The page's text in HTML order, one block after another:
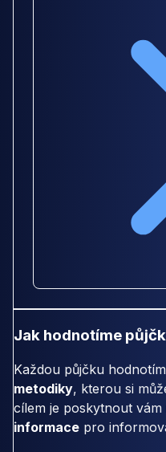
Jak hodnotíme
Každou půjčku
metodiky, kterou si
cílem je poskytnout vám
informace pro